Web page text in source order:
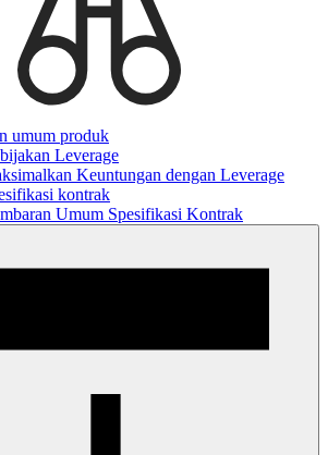
umum produk
Leverage
Keuntungan dengan Leverage
kontrak
Umum Spesifikasi Kontrak